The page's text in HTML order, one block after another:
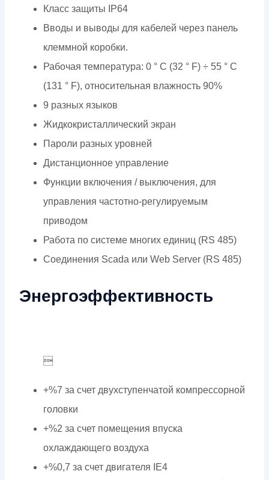
Класс защиты IP64
Вводы и выводы для кабелей через панель
клеммной коробки.
Рабочая температура: 0 ° C (32 ° F) ÷ 55 ° C
(131 ° F), относительная влажность 90%
9 разных языков
Жидкокристаллический экран
Пароли разных уровней
Дистанционное управление
Функции включения / выключения, для
управления частотно-регулируемым
приводом
Работа по системе многих единиц (RS 485)
Соединения Scada или Web Server (RS 485)
Энергоэффективность

+%7 за счет двухступенчатой компрессорной
головки
+%2 за счет помещения впуска
охлаждающего воздуха
+%0,7 за счет двигателя IE4